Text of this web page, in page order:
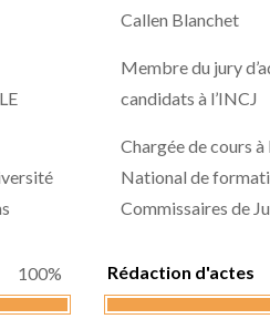
Callen Blanchet
Membre du jury
candidats à l’INCJ
Chargée de cours à
National de
Commissaires de
100% Rédaction d'actes